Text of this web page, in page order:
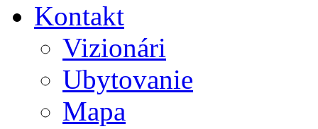
Kontakt
Vizionári
Ubytovanie
Mapa